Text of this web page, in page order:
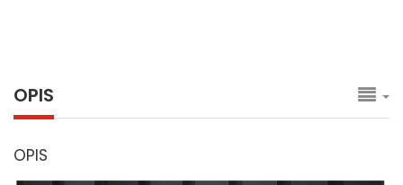
OPIS
OPIS